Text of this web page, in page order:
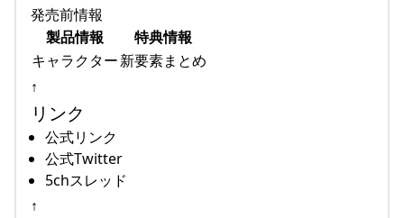
発売前情報
製品情報
特典情報
キャラクター新要素まとめ
↑
リンク
公式リンク
公式Twitter
5chスレッド
↑